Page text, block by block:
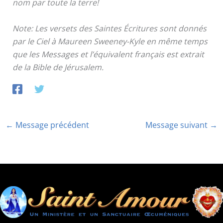
nom par toute la terre!
Note: Les versets des Saintes Écritures sont donnés
par le Ciel à Maureen Sweeney-Kyle en même temps
que les Messages et l’équivalent français est extrait
de la Bible de Jérusalem.
← Message précédent Message suivant →